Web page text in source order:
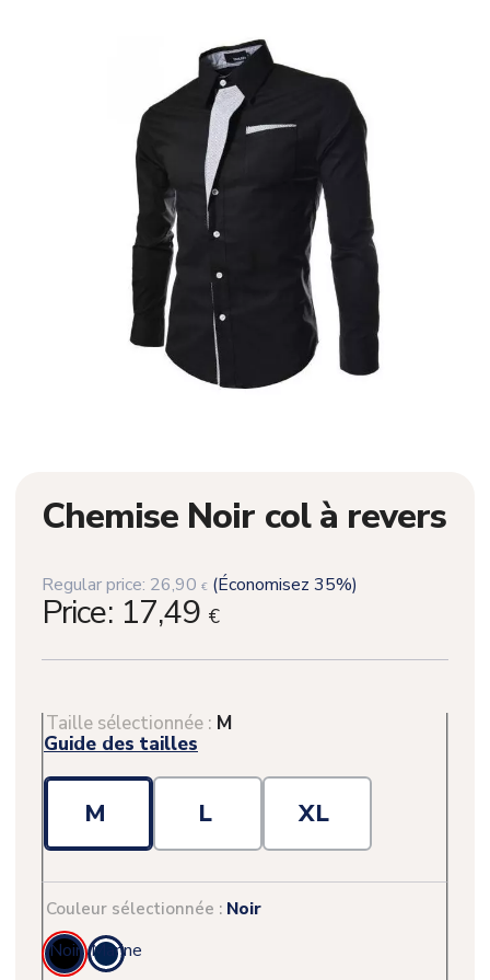
Chemise Noir col à revers
Regular price: 26,90 € (Économisez 35%)
Price: 17,49 €
Taille sélectionnée : M
Guide des tailles
M L XL
Couleur sélectionnée : Noir
Noir Marine